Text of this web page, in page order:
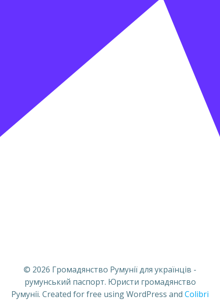
© 2026 Громадянство Румунії для українців -
румунський паспорт. Юристи громадянство
Румунії. Created for free using WordPress and Colibri